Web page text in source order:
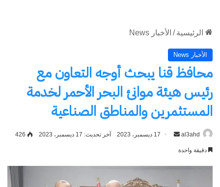
الرئيسية / الأخبار News
الأخبار News
محافظ قنا يبحث أوجه التعاون مع
رئيس هيئة موانئ البحر الأحمر لخدمة
المستثمرين والمناطق الصناعية
al3ahd
أرسل 17 ديسمبر، 2023 آخر تحديث: 17 ديسمبر، 2023 426
دقيقة واحدة